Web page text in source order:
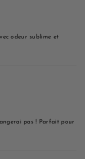
odeur sublime et
pas ! Parfait pour